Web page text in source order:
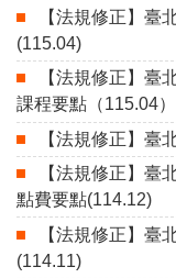
【法規修正】臺
(115.04)
【法規修正】臺
課程要點（115.04）
【法規修正】臺
【法規修正】臺
點費要點(114.12)
【法規修正】臺
(114.11)